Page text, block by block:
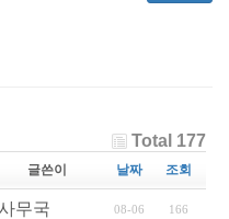
Total 177
글쓴이 날짜 조회
품공모전 결과발표
무국 08-06 166